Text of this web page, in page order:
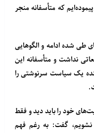
که متأسفانه منجر
طی شده ادامه و الگوهایی
نداشت و متأسفانه این
یک سیاست سرنوشتی را
خود را باید دید و فقط
نشویم، گفت: به رغم فهم